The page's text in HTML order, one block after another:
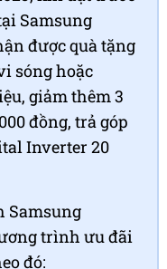
Samsung
được quà tặng
sóng hoặc
giảm thêm 3
đồng, trả góp
Inverter 20
Samsung
trình ưu đãi
đó: